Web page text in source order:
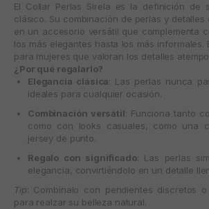
El Collar Perlas Sirela es la definición de
clásico. Su combinación de perlas y
en un accesorio versátil que complementa
los más elegantes hasta los más informales.
para mujeres que valoran los detalles
¿Por qué regalarlo?
Elegancia clásica: Las perlas nunca
ideales para cualquier ocasión.
Combinación versátil: Funciona tanto
como con looks casuales, como una
jersey de punto.
Regalo con significado: Las perlas
elegancia, convirtiéndolo en un detalle
Tip: Combínalo con pendientes discretos
para realzar su belleza natural.